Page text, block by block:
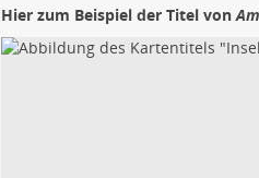
Hier zum Beispiel der Titel von